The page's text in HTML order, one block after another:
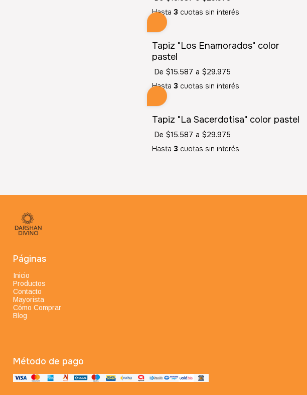
Hasta 3 cuotas sin interés
Tapiz "Los Enamorados" color
pastel
De $15.587 a $29.975
Hasta 3 cuotas sin interés
Tapiz "La Sacerdotisa" color pastel
De $15.587 a $29.975
Hasta 3 cuotas sin interés
Páginas
Inicio
Productos
Contacto
Mayorista
Cómo Comprar
Blog
Método de pago